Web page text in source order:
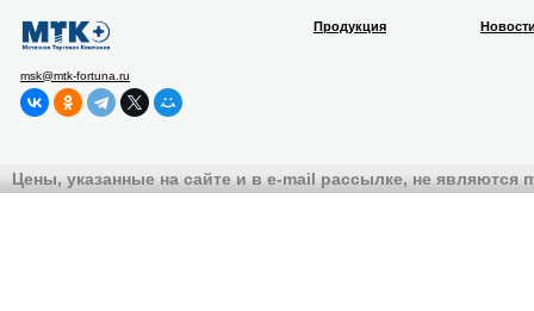
msk@mtk-fortuna.ru
Продукция
Цены, указанные на сайте и в e-mail рассылке, не являются